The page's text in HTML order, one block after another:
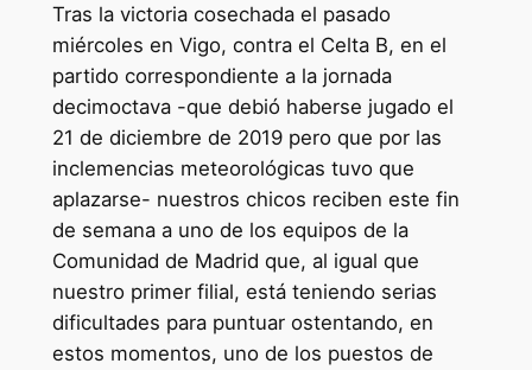
Tras la victoria cosechada el pasado
miércoles en Vigo, contra el Celta B, en el
partido correspondiente a la jornada
decimoctava -que debió haberse jugado el
21 de diciembre de 2019 pero que por las
inclemencias meteorológicas tuvo que
aplazarse- nuestros chicos reciben este fin
de semana a uno de los equipos de la
Comunidad de Madrid que, al igual que
nuestro primer filial, está teniendo serias
dificultades para puntuar ostentando, en
estos momentos, uno de los puestos de